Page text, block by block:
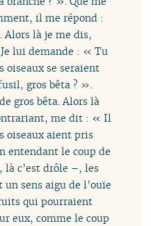
il me répond :
là je me dis,
lui demande : « Tu
oiseaux se seraient
gros bêta ? ».
gros bêta. Alors là
me dit : « Il
oiseaux aient pris
entendant le coup de
c’est drôle –, les
sens aigu de l’ouïe
qui pourraient
eux, comme le coup